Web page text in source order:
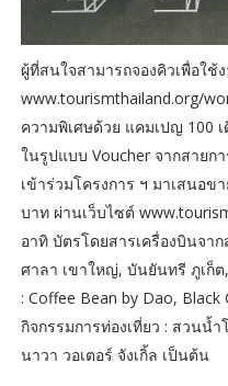
ผู้ที่สนใจสามารถจองคิวเพื่อใช้
www.tourismthailand.org/
ความพิเศษด้วย แคมเปญ 100
ในรูปแบบ Voucher จากสาย
เข้าร่วมโครงการ ฯ มาเสนอข
บาท ผ่านเว็บไซต์
อาทิ บัตรโดยสารเครื่องบินจา
ศาลา เขาใหญ่, บันยันทรี ภูเก็
: Coffee Bean by Dao,
กิจกรรมการท่องเที่ยว : สวนน้
นาวา วอเตอร์ จังเกิ้ล เป็นต้น